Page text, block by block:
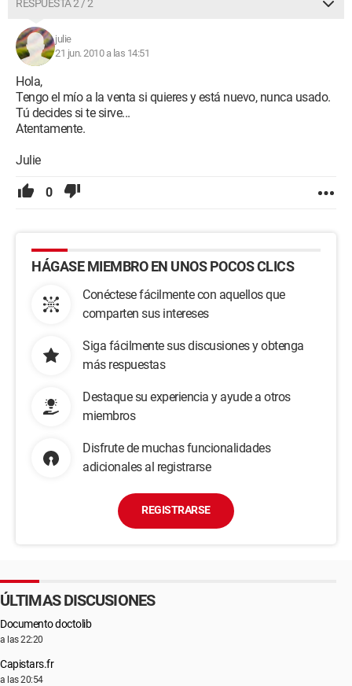
RESPUESTA 2 / 2
julie
21 jun. 2010 a las 14:51
Hola,
Tengo el mío a la venta si quieres y está nuevo, nunca usado.
Tú decides si te sirve...
Atentamente.
Julie
0
HÁGASE MIEMBRO EN UNOS POCOS CLICS
Conéctese fácilmente con aquellos que
comparten sus intereses
Siga fácilmente sus discusiones y obtenga
más respuestas
Destaque su experiencia y ayude a otros
miembros
Disfrute de muchas funcionalidades
adicionales al registrarse
REGISTRARSE
ÚLTIMAS DISCUSIONES
Documento doctolib
a las 22:20
Capistars.fr
a las 20:54